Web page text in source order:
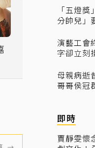
「五燈
分帥兒」
演藝工會
字卻立刻
母親病逝
哥哥侯冠
即時
賈靜雯懷